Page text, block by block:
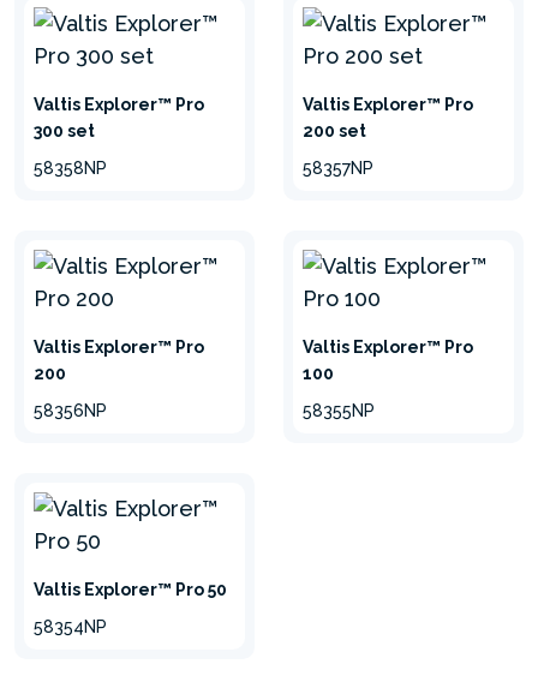
Valtis Explorer™ Pro
300 set
58358NP
Valtis Explorer™ Pro
200 set
58357NP
Valtis Explorer™ Pro
200
58356NP
Valtis Explorer™ Pro
100
58355NP
Valtis Explorer™ Pro 50
58354NP